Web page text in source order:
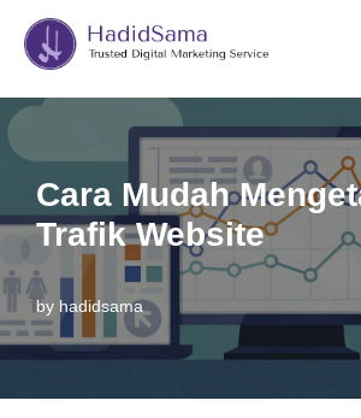
Skip
to
Cara Mudah
Trafik Website
by hadidsama